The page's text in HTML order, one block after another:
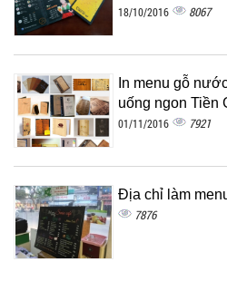
18/10/2016 8067
In menu gỗ
uống ngon Tiền
01/11/2016 7921
Địa chỉ làm
7876